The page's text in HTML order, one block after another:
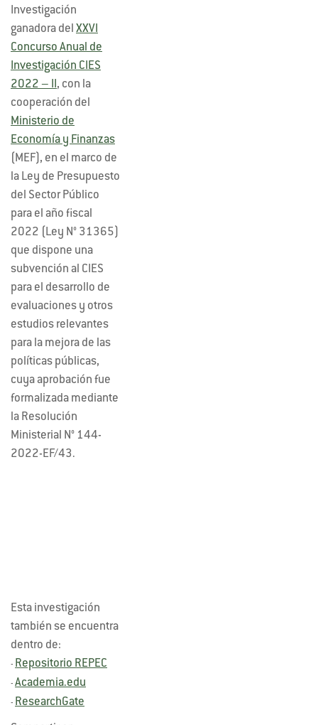
Investigación
ganadora del XXVI
Concurso Anual de
Investigación CIES
2022 – II , con la
cooperación del
Ministerio de
Economía y Finanzas
(MEF), en el marco de
la Ley de Presupuesto
del Sector Público
para el año fiscal
2022 (Ley N° 31365)
que dispone una
subvención al CIES
para el desarrollo de
evaluaciones y otros
estudios relevantes
para la mejora de las
políticas públicas,
cuya aprobación fue
formalizada mediante
la Resolución
Ministerial N° 144-
2022-EF/43.
Esta investigación
también se encuentra
dentro de:
- Repositorio REPEC
- Academia.edu
- ResearchGate